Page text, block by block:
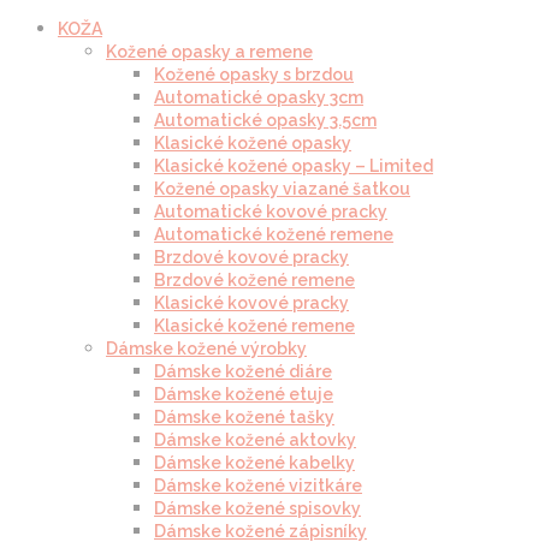
KOŽA
Kožené opasky a remene
Kožené opasky s brzdou
Automatické opasky 3cm
Automatické opasky 3.5cm
Klasické kožené opasky
Klasické kožené opasky – Limited
Kožené opasky viazané šatkou
Automatické kovové pracky
Automatické kožené remene
Brzdové kovové pracky
Brzdové kožené remene
Klasické kovové pracky
Klasické kožené remene
Dámske kožené výrobky
Dámske kožené diáre
Dámske kožené etuje
Dámske kožené tašky
Dámske kožené aktovky
Dámske kožené kabelky
Dámske kožené vizitkáre
Dámske kožené spisovky
Dámske kožené zápisníky